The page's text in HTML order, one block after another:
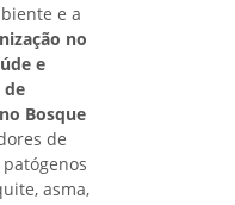
e a
no
e
de
Bosque
de
asma,